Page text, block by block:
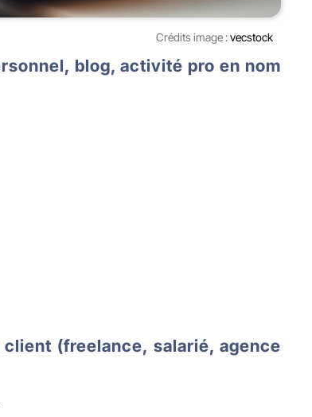
Crédits image :vecstock
blog, activité pro en nom
(freelance, salarié, agence